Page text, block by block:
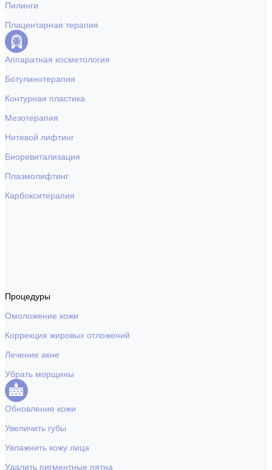
Пилинги
Плацентарная терапия
Аппаратная косметология
Ботулинотерапия
Контурная пластика
Мезотерапия
Нитевой лифтинг
Биоревитализация
Плазмолифтинг
Карбокситерапия
Процедуры
Омоложение кожи
Коррекция жировых отложений
Лечение акне
Убрать морщины
Обновление кожи
Увеличить губы
Увлажнить кожу лица
Удалить пигментные пятна